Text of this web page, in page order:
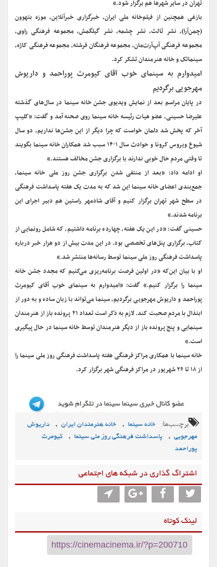
تهران در سایر شهرها هم برگزار شود.»
بازغی همچنین از فیلم‌خانه ملی ایران، خبرگزاری خبرآنلاین، موزه بتهوون
(چمن‌آرا)، نشر ثالث، نشر چشمه، نشر گیلگمش، مجموعه فرهنگی راوی،
مجموعه فرهنگی آپ‌آرت‌مان، مجموعه فرهنگان فرشته، مجموعه فرهنگی کاژه،
سینماتک و خانه هنرمندان تشکر کرد.
امیدوارم به سینمای خوب آقای کیومرث پوراحمد و داریوش
مهرجویی برگردیم
در پایان مراسم بعد از نمایش ویدیوی جشن خانه سینما در سال‌های گذشته
علیرضا حسینی، عضو هیات رئیسه خانه سینما روی صحنه آمد و گفت: «کلیپ
آخر که پخش شد دلمان خواست که چرا دیگر از این جشن‌ها نداریم، دو سال
شیوع ویروس کرونا و حوادث سال ۱۴۰۱ سبب شد همکاران خانه سینما بگویند
تا وقتی مردم حال خوبی ندارند با برگزاری جشن مخالف هستند.»
او ادامه داد: «بعد از منتفی شدن برگزاری جشن روز ملی خانه سینما،
جمع‌بندی اعضای خانه سینما این شد که به مدت یک هفته پاسداشت فرهنگی
در سطح شهر تهران برگزار کنیم و آقای شادمهر راستین هم دبیر اجرای این
برنامه شدند.»
حسینی گفت: «در این یک هفته، چهارده برنامه داشتیم، که شامل رونمایی از
کتاب، برگزاری پنل‌های تخصصی بود. در این مدت بیش از دو هزار خبر درباره
پاسداشت فرهنگی روز ملی سینما توسط رسانه‌ها منتشر شد.»
او با بیان این‌که «در اولین فرصت برنامه‌ریزی می‌کنیم که مجدد جشن خانه
سینما را برگزار کنیم.» گفت: «امیدوارم به سینمای خوب آقای کیومرث
پوراحمد و داریوش مهرجویی برگردیم، سینما می‌تواند با زبان ساده و به دور از
ابتذال با مردم صحبت کند. لازم به ذکر است تعداد ۲۱ پرونده باز از هنرمندان
سینمایی و پنج پرونده باز از دیگر هنرمندان توسط خانه سینما در حال پیگیری
است.»
خانه سینما با همکاری مراکز فرهنگی هفته پاسداشت فرهنگی روز ملی سینما را
از ۱۸ تا ۲۶ شهریور در مراکز فرهنگی شهر برگزار کرد.
برچسب‌ها: خانه سینما , خانه هنرمندان ایران ,
داریوش
مهرجویی , پاسداشت فرهنگی روز ملی سینما ,
کیومرث
پوراحمد
اشتراگ گذاری در شبکه های اجتماعی
لینک کوتاه